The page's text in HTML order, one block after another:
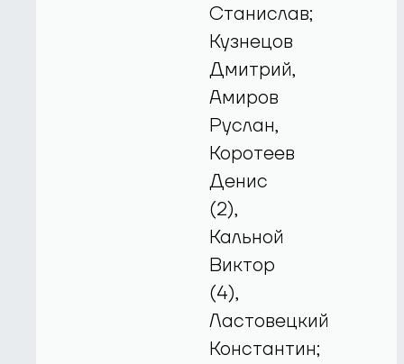
Станислав;
Кузнецов
Дмитрий,
Амиров
Руслан,
Коротеев
Денис
(2),
Кальной
Виктор
(4),
Ластовецкий
Константин;